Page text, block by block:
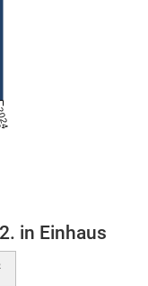
in Einhaus